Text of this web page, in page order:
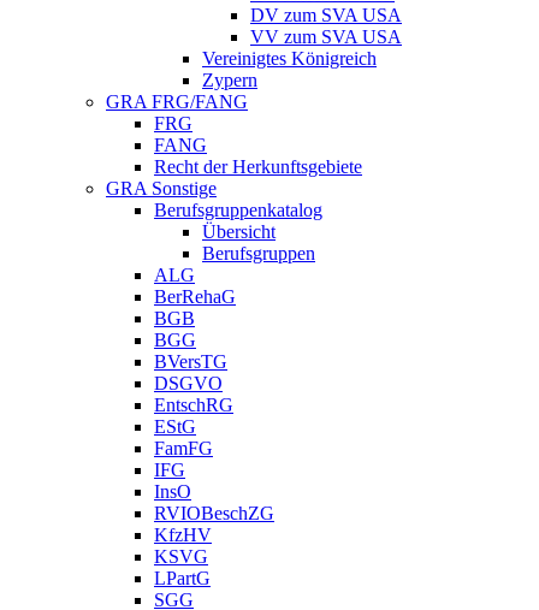
DV zum SVA USA
VV zum SVA USA
Vereinigtes Königreich
Zypern
GRA FRG/FANG
FRG
FANG
Recht der Herkunftsgebiete
GRA Sonstige
Berufsgruppenkatalog
Übersicht
Berufsgruppen
ALG
BerRehaG
BGB
BGG
BVersTG
DSGVO
EntschRG
EStG
FamFG
IFG
InsO
RVIOBeschZG
KfzHV
KSVG
LPartG
SGG